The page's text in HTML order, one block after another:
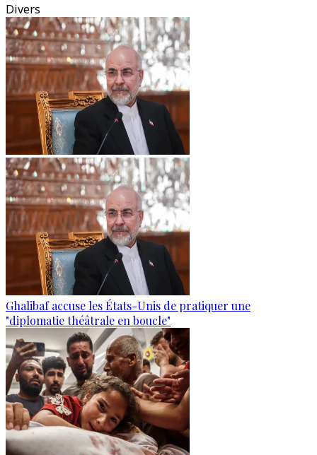
Divers
Ghalibaf accuse les États-Unis de pratiquer une
"diplomatie théâtrale en boucle"